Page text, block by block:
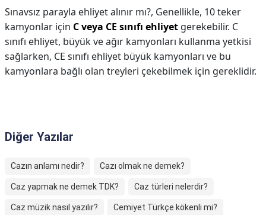
Sınavsız parayla ehliyet alınır mı?, Genellikle, 10 teker
kamyonlar için C veya CE sınıfı ehliyet gerekebilir. C
sınıfı ehliyet, büyük ve ağır kamyonları kullanma yetkisi
sağlarken, CE sınıfı ehliyet büyük kamyonları ve bu
kamyonlara bağlı olan treyleri çekebilmek için gereklidir.
Diğer Yazılar
Cazın anlamı nedir? Cazı olmak ne demek?
Caz yapmak ne demek TDK? Caz türleri nelerdir?
Caz müzik nasıl yazılır? Cemiyet Türkçe kökenli mi?